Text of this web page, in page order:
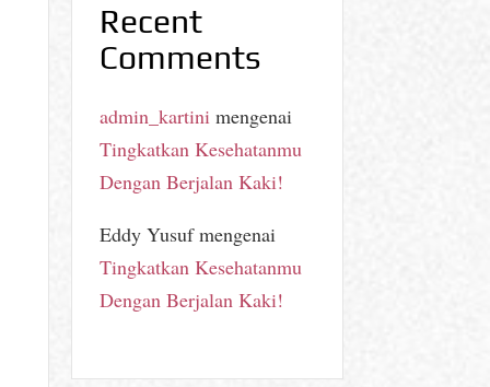
Recent
Comments
admin_kartinimengenai
Tingkatkan Kesehatanmu
Dengan Berjalan Kaki!
Eddy Yusufmengenai
Tingkatkan Kesehatanmu
Dengan Berjalan Kaki!